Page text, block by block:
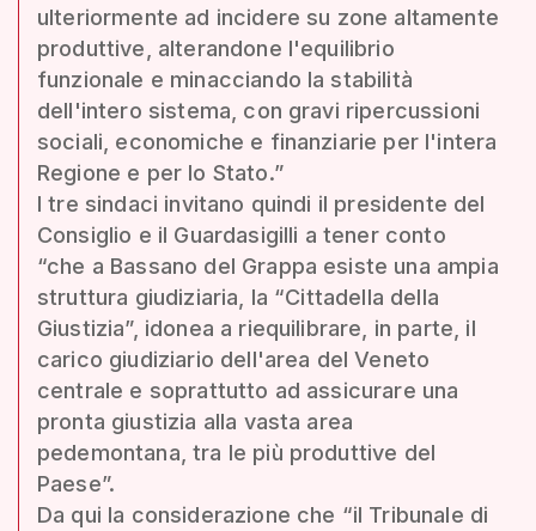
ulteriormente ad incidere su zone altamente
produttive, alterandone l'equilibrio
funzionale e minacciando la stabilità
dell'intero sistema, con gravi ripercussioni
sociali, economiche e finanziarie per l'intera
Regione e per lo Stato.”
I tre sindaci invitano quindi il presidente del
Consiglio e il Guardasigilli a tener conto
“che a Bassano del Grappa esiste una ampia
struttura giudiziaria, la “Cittadella della
Giustizia”, idonea a riequilibrare, in parte, il
carico giudiziario dell'area del Veneto
centrale e soprattutto ad assicurare una
pronta giustizia alla vasta area
pedemontana, tra le più produttive del
Paese”.
Da qui la considerazione che “il Tribunale di